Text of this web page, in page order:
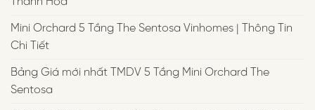
Mini Orchard 5 Tầng The Sentosa Vinhomes | Thông Tin
Chi Tiết
Bảng Giá mới nhất TMDV 5 Tầng Mini Orchard The
Sentosa